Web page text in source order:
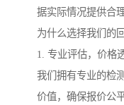
据实际情况提供合
为什么选择我们的
1. 专业评估，价格
我们拥有专业的检
价值，确保报价公